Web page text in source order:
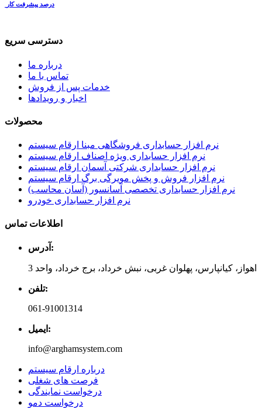
درصد پیشرفت کار
دسترسی سریع
درباره ما
تماس با ما
خدمات پس از فروش
اخبار و رویدادها
محصولات
نرم افزار حسابداری فروشگاهی مبنا ارقام سیستم
نرم افزار حسابداری ویژه اصناف ارقام سیستم
نرم افزار حسابداری شرکتی آسمان ارقام سیستم
نرم افزار فروش و پخش مویرگی برگ ارقام سیستم
نرم افزار حسابداری تخصصی آسانسور (آسان محاسب)
نرم افزار حسابداری خودرو
اطلاعات تماس
آدرس:
اهواز، کیانپارس، پهلوان غربی، نبش خرداد، برج خرداد، واحد 3
تلفن:
061-91001314
ایمیل:
info@arghamsystem.com
درباره ارقام سیستم
فرصت های شغلی
درخواست نمایندگی
درخواست دمو